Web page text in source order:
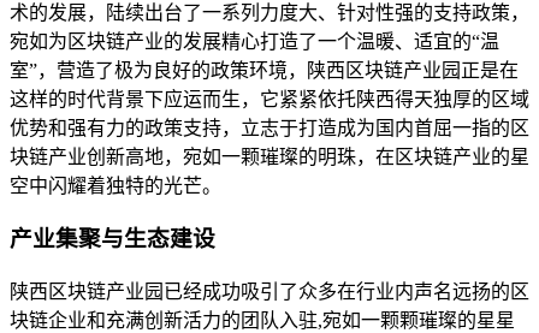
术的发展，陆续出台了一系列力度大、针对性强的支持政策，
宛如为区块链产业的发展精心打造了一个温暖、适宜的“温
室”，营造了极为良好的政策环境，陕西区块链产业园正是在
这样的时代背景下应运而生，它紧紧依托陕西得天独厚的区域
优势和强有力的政策支持，立志于打造成为国内首屈一指的区
块链产业创新高地，宛如一颗璀璨的明珠，在区块链产业的星
空中闪耀着独特的光芒。
产业集聚与生态建设
陕西区块链产业园已经成功吸引了众多在行业内声名远扬的区
块链企业和充满创新活力的团队入驻,宛如一颗颗璀璨的星星